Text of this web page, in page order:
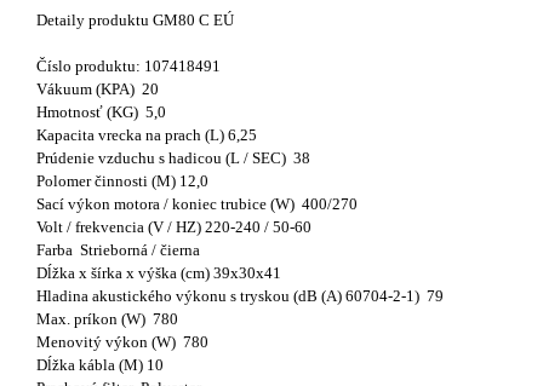
Detaily produktu GM80 C EÚ
Číslo produktu: 107418491
Vákuum (KPA) 20
Hmotnosť (KG) 5,0
Kapacita vrecka na prach (L) 6,25
Prúdenie vzduchu s hadicou (L / SEC) 38
Polomer činnosti (M) 12,0
Sací výkon motora / koniec trubice (W) 400/270
Volt / frekvencia (V / HZ) 220-240 / 50-60
Farba Strieborná / čierna
Dĺžka x šírka x výška (cm) 39x30x41
Hladina akustického výkonu s tryskou (dB (A) 60704-2-1) 79
Max. príkon (W) 780
Menovitý výkon (W) 780
Dĺžka kábla (M) 10